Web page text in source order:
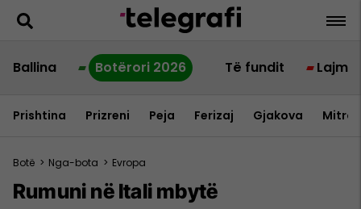
Ballina Botërori 2026 Të fundit Lajme
Prishtina Prizreni Peja Ferizaj Gjakova
Botë > Nga-bota > Evropa
Rumuni në Itali mbytë